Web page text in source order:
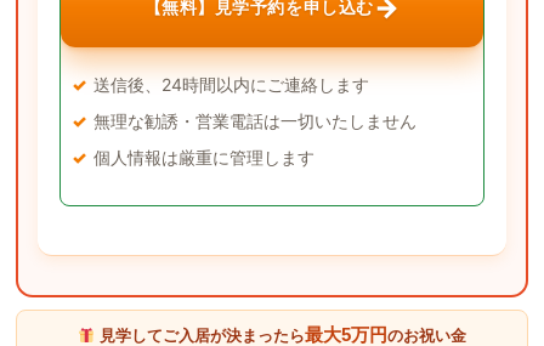
【無料】見学予約を申し込む→
送信後、24時間以内にご連絡します
無理な勧誘・営業電話は一切いたしません
個人情報は厳重に管理します
見学してご入居が決まったら最大5万円のお祝い金